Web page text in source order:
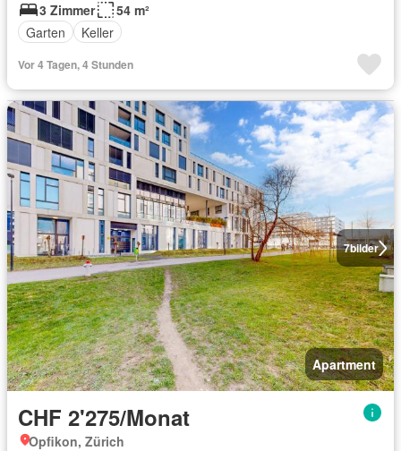
3 Zimmer
54 m²
Garten
Keller
Vor 4 Tagen, 4 Stunden
7bilder
Apartment
CHF 2'275/Monat
Opfikon, Zürich